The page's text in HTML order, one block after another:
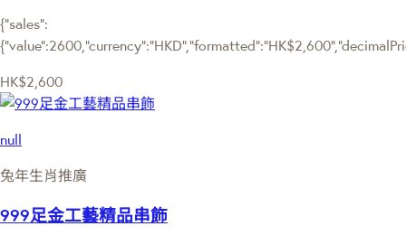
{"sales":
HK$2,600
null
兔年生肖推廣
999足金工藝精品串飾